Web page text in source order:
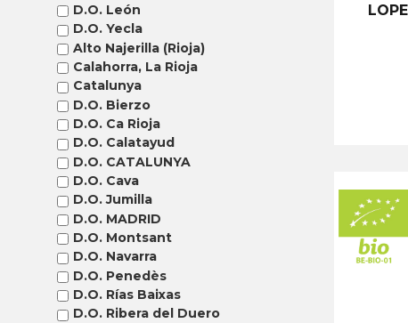
D.O. León
D.O. Yecla
Alto Najerilla (Rioja)
Calahorra, La Rioja
Catalunya
D.O. Bierzo
D.O. Ca Rioja
D.O. Calatayud
D.O. CATALUNYA
D.O. Cava
D.O. Jumilla
D.O. MADRID
D.O. Montsant
D.O. Navarra
D.O. Penedès
D.O. Rías Baixas
D.O. Ribera del Duero